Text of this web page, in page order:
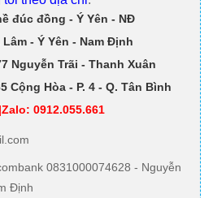
đúc đồng - Ý Yên - NĐ
Lâm - Ý Yên - Nam Định
Nguyễn Trãi - Thanh Xuân
Cộng Hòa - P. 4 - Q. Tân Bình
|Zalo: 0912.055.661
0831000074628 - Nguyễn
Định